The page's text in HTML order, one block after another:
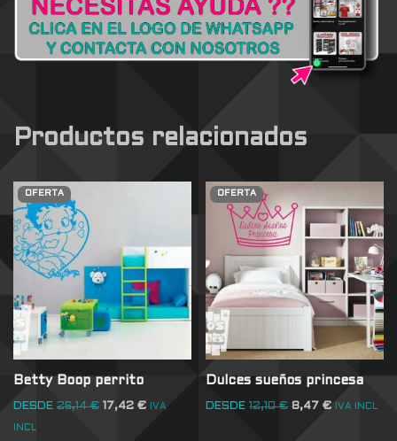
Productos relacionados
OFERTA
Betty Boop perrito
DESDE 26,14€ 17,42 € IVA
INCL
OFERTA
Dulces sueños princesa
DESDE 12,10€ 8,47€ IVA INCL